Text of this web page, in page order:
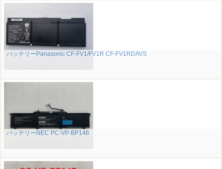
バッテリーPanasonic CF-FV1/FV1R CF-FV1RDAVS
バッテリーNEC PC-VP-BP146